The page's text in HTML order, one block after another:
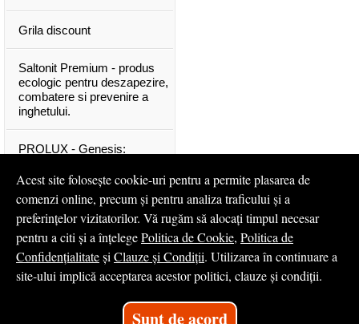
Grila discount
Saltonit Premium - produs
ecologic pentru deszapezire,
combatere si prevenire a
inghetului.
PROLUX - Genesis:
calitate superioara
Mascota PROLUX Genesis
...toate articolele & ştirile
© 2008 - 2026 S.C. Profilux S.A.
creat deVital Soft
Acest site folosește cookie-uri pentru a permite plasarea de
comenzi online, precum și pentru analiza traficului și a
preferințelor vizitatorilor. Vă rugăm să alocați timpul necesar
pentru a citi și a înțelegePolitica de Cookie, Politica de
Confidențialitateși Clauze și Condiții. Utilizarea în continuare a
site-ului implică acceptarea acestor politici, clauze și condiții.
Sunt de acord